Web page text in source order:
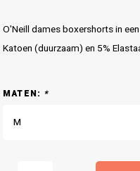
O'Neill dames boxershorts in
Katoen (duurzaam) en 5%
MATEN: *
M